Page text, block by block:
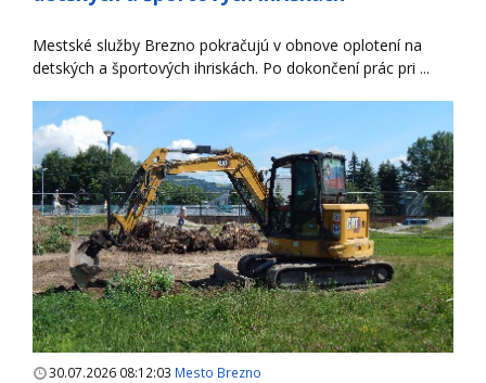
Mestské služby Brezno pokračujú v obnove oplotení na
detských a športových ihriskách. Po dokončení prác pri ...
30.07.2026 08:12:03 Mesto Brezno